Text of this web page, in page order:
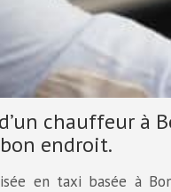
chauffeur à
endroit.
en taxi basée à